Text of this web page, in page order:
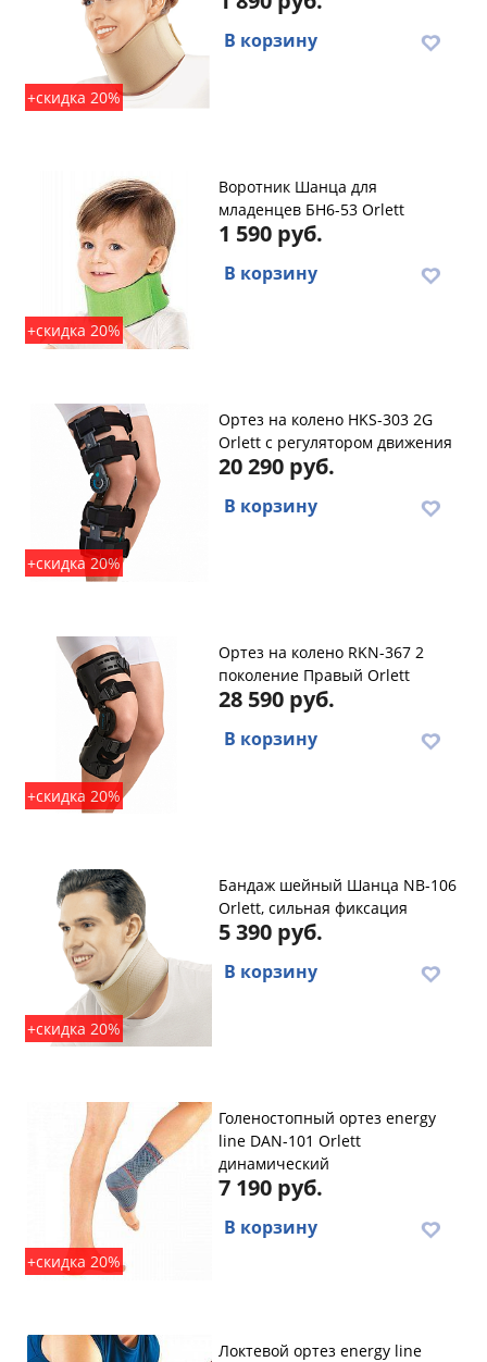
+скидка 20%
В корзину
+скидка 20%
Воротник Шанца для
младенцев БН6-53 Orlett
1 590 руб.
В корзину
+скидка 20%
Ортез на колено HKS-303 2G
Orlett с регулятором движения
20 290 руб.
В корзину
+скидка 20%
Ортез на колено RKN-367 2
поколение Правый Orlett
28 590 руб.
В корзину
+скидка 20%
Бандаж шейный Шанца NB-106
Orlett, сильная фиксация
5 390 руб.
В корзину
+скидка 20%
Голеностопный ортез energy
line DAN-101 Orlett
динамический
7 190 руб.
В корзину
Локтевой ортез energy line